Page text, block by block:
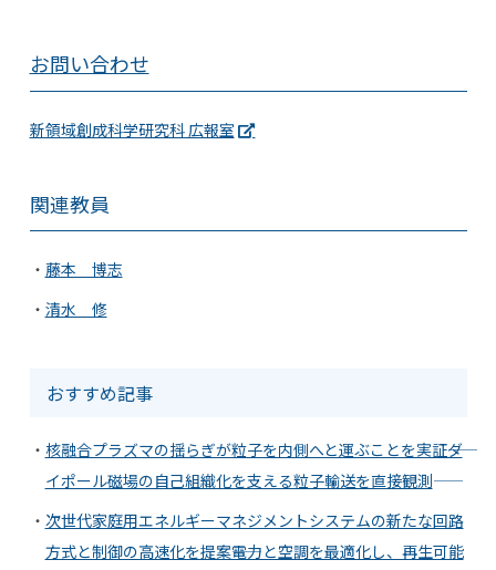
お問い合わせ
新領域創成科学研究科 広報室
関連教員
藤本 博志
清水 修
おすすめ記事
核融合プラズマの揺らぎが粒子を内側へと運ぶことを実証――ダ
イポール磁場の自己組織化を支える粒子輸送を直接観測――
次世代家庭用エネルギーマネジメントシステムの新たな回路
方式と制御の高速化を提案――電力と空調を最適化し、再生可能